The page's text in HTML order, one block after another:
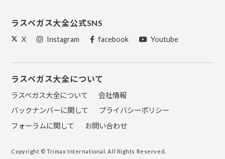
ラスベガス大全公式SNS
X Instagram facebook Youtube
ラスベガス大全について
ラスベガス大全について
会社情報
バックナンバーに関して
プライバシーポリシー
フォーラムに関して
お問い合わせ
Copyright © Trimax International. All Rights Reserved.